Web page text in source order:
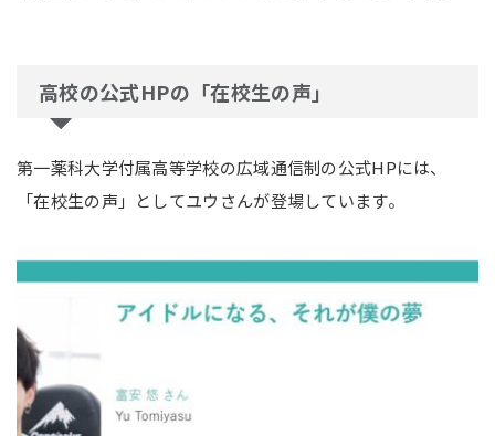
高校の公式HPの「在校生の声」
第一薬科大学付属高等学校の広域通信制の公式HPには、
「在校生の声」としてユウさんが登場しています。